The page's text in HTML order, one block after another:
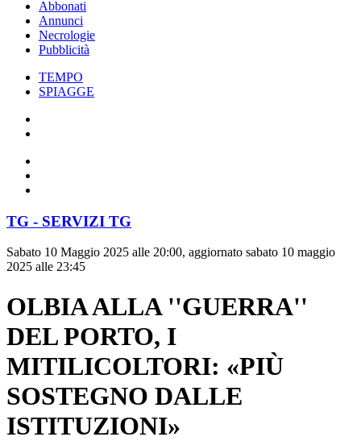
Abbonati
Annunci
Necrologie
Pubblicità
TEMPO
SPIAGGE
TG - SERVIZI TG
Sabato 10 Maggio 2025 alle 20:00, aggiornato sabato 10 maggio
2025 alle 23:45
OLBIA ALLA ''GUERRA''
DEL PORTO, I
MITILICOLTORI: «PIÙ
SOSTEGNO DALLE
ISTITUZIONI»